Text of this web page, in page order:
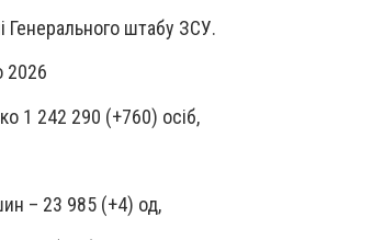
Генерального штабу ЗСУ.
2026
1 242 290 (+760) осіб,
– 23 985 (+4) од,